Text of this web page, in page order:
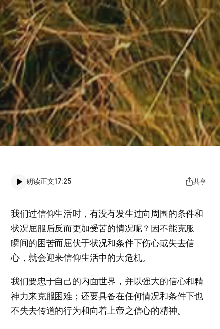
朗读正文17:25 共享
我们过信仰生活时，有没有发生过向周围的条件和
状况屈服后反而更加受苦的情况呢？因不能克服一
瞬间的困苦而屈伏于状况和条件下伤心或失去信
心，就会迎来信仰生活中的大危机。
我们要忠于自己的内面世界，并以强大的信心和精
神力来克服困难；还要具备在任何情况和条件下也
不失去传道的行为和向着上帝之信心的精神。